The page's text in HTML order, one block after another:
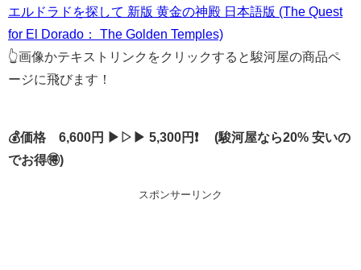
エルドラドを探して 新版 黄金の神殿 日本語版 (The Quest
for El Dorado： The Golden Temples)
👆画像かテキストリンクをクリックすると駿河屋の商品ペ
ージに飛びます！
💰価格 6,600円 ▶▷▶ 5,300円❗ (駿河屋なら20% 安いの
でお得🉐)
スポンサーリンク